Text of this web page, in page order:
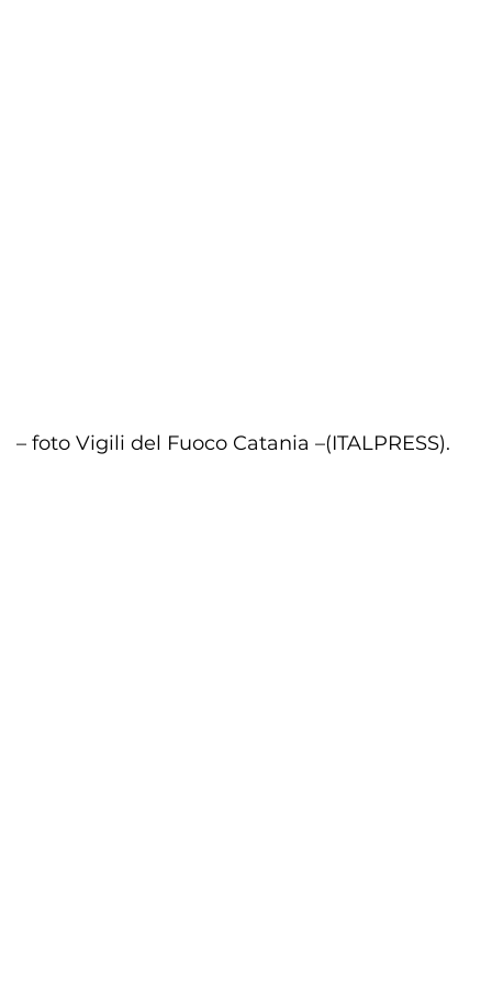
– foto Vigili del Fuoco Catania –(ITALPRESS).